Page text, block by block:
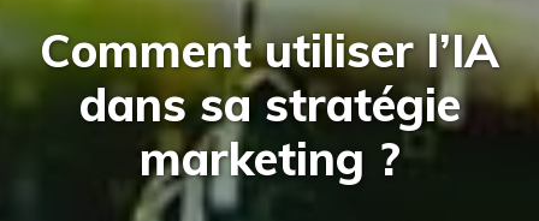
Comment utiliser l’IA
dans sa stratégie
marketing ?